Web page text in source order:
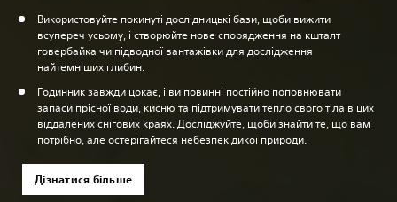
Використовуйте покинуті дослідницькі бази, щоби вижити
всупереч усьому, і створюйте нове спорядження на кшталт
говербайка чи підводної вантажівки для дослідження
найтемніших глибин.
Годинник завжди цокає, і ви повинні постійно поповнювати
запаси прісної води, кисню та підтримувати тепло свого тіла в цих
віддалених снігових краях. Досліджуйте, щоби знайти те, що вам
потрібно, але остерігайтеся небезпек дикої природи.
Дізнатися більше